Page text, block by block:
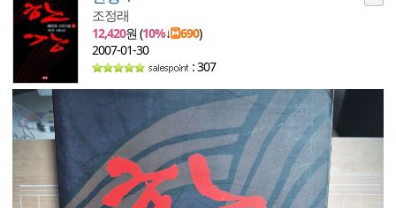
조정래
12,420원 (10%↓ 690)
2007-01-30
: 307